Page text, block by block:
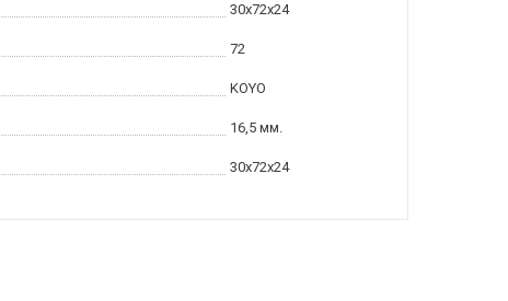
30x72x24
72
KOYO
16,5 мм.
30x72x24